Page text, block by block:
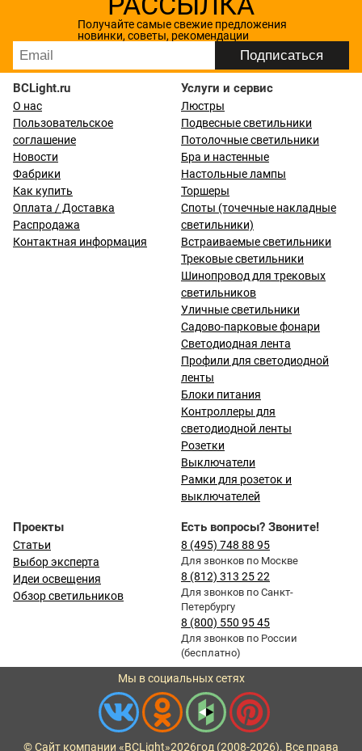
Получайте самые свежие предложения
новинки, советы, рекомендации
BCLight.ru
О нас
Пользовательское
соглашение
Новости
Фабрики
Как купить
Оплата / Доставка
Распродажа
Контактная информация
Услуги и сервис
Люстры
Подвесные светильники
Потолочные светильники
Бра и настенные
Настольные лампы
Торшеры
Споты (точечные накладные
светильники)
Встраиваемые светильники
Трековые светильники
Шинопровод для трековых
светильников
Уличные светильники
Садово-парковые фонари
Светодиодная лента
Профили для светодиодной
ленты
Блоки питания
Контроллеры для
светодиодной ленты
Розетки
Выключатели
Рамки для розеток и
выключателей
Проекты
Статьи
Выбор эксперта
Идеи освещения
Обзор светильников
Есть вопросы? Звоните!
8 (495) 748 88 95
Для звонков по Москве
8 (812) 313 25 22
Для звонков по Санкт-
Петербургу
8 (800) 550 95 45
Для звонков по России
(бесплатно)
Мы в социальных сетях
© Сайт компании «BCLight»2026год (2008-2026). Все права